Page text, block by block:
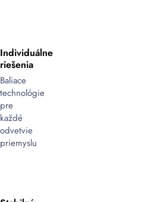
priemyselných
modelov
s
mobilitou,
čím
umožňujú
flexibilné
použitie
Individuálne
riešenia
Baliace
technológie
pre
každé
odvetvie
priemyslu